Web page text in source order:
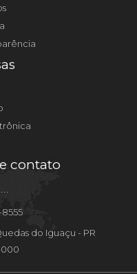
contato
8555
do Iguaçu - PR
000